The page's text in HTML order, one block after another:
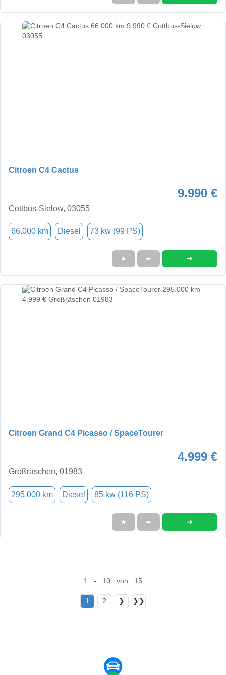
Citroen C4 Cactus
9.990 €
Cottbus-Sielow, 03055
66.000 km Diesel 73 kw (99 PS)
★ ➦ ➜
Citroen Grand C4 Picasso / SpaceTourer
4.999 €
Großräschen, 01983
295.000 km Diesel 85 kw (116 PS)
★ ➦ ➜
1 - 10 von 15
1 2 ❯ ❯❯